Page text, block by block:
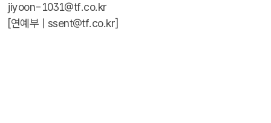
jiyoon-1031@tf.co.kr
[연예부 | ssent@tf.co.kr]